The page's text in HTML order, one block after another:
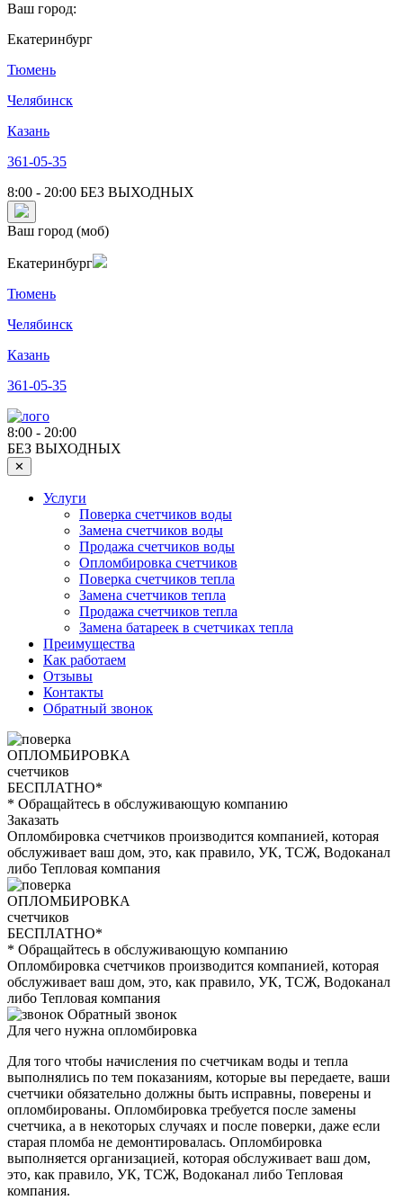
Ваш город:
Екатеринбург
Тюмень
Челябинск
Казань
361-05-35
8:00 - 20:00 БЕЗ ВЫХОДНЫХ
Ваш город (моб)
Екатеринбург
Тюмень
Челябинск
Казань
361-05-35
8:00 - 20:00
БЕЗ ВЫХОДНЫХ
✕
Услуги
Поверка счетчиков воды
Замена счетчиков воды
Продажа счетчиков воды
Опломбировка счетчиков
Поверка счетчиков тепла
Замена счетчиков тепла
Продажа счетчиков тепла
Замена батареек в счетчиках тепла
Преимущества
Как работаем
Отзывы
Контакты
Обратный звонок
ОПЛОМБИРОВКА
счетчиков
БЕСПЛАТНО*
* Обращайтесь в обслуживающую компанию
Заказать
Опломбировка счетчиков производится компанией, которая
обслуживает ваш дом, это, как правило, УК, ТСЖ, Водоканал
либо Тепловая компания
ОПЛОМБИРОВКА
счетчиков
БЕСПЛАТНО*
* Обращайтесь в обслуживающую компанию
Опломбировка счетчиков производится компанией, которая
обслуживает ваш дом, это, как правило, УК, ТСЖ, Водоканал
либо Тепловая компания
Обратный звонок
Для чего нужна опломбировка
Для того чтобы начисления по счетчикам воды и тепла
выполнялись по тем показаниям, которые вы передаете, ваши
счетчики обязательно должны быть исправны, поверены и
опломбированы. Опломбировка требуется после замены
счетчика, а в некоторых случаях и после поверки, даже если
старая пломба не демонтировалась. Опломбировка
выполняется организацией, которая обслуживает ваш дом,
это, как правило, УК, ТСЖ, Водоканал либо Тепловая
компания.